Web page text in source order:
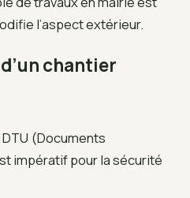
l’aspect extérieur.
chantier
(Documents
impératif pour la sécurité